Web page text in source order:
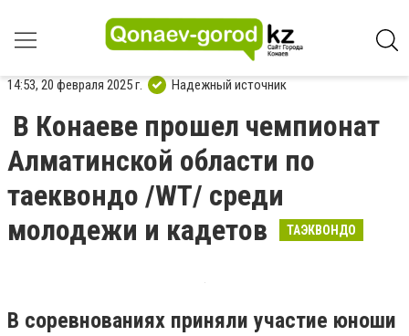
14:53, 20 февраля 2025 г. Надежный источник
В Конаеве прошел чемпионат
Алматинской области по
таеквондо /WT/ среди
молодежи и кадетов
ТАЭКВОНДО
В соревнованиях приняли участие юноши